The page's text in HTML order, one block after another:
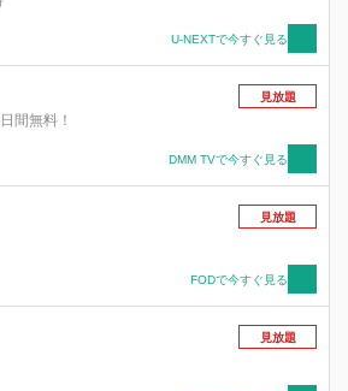
白に戸惑うほたると、 “好きな子”のためな
何でもしたい。 注ぐ愛情が無限大な花野井
。 恋がわからない女子×愛が重すぎる男子の
U-NEXTで今すぐ見る
間無料！
見放題
DMM TVで今すぐ見る
見放題
FODで今すぐ見る
見放題